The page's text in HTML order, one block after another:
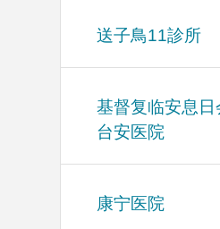
送子鳥11診所
基督复临安息
台安医院
康宁医院